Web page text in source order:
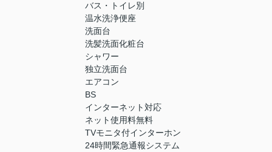
バス・トイレ別
温水洗浄便座
洗面台
洗髪洗面化粧台
シャワー
独立洗面台
エアコン
BS
インターネット対応
ネット使用料無料
TVモニタ付インターホン
24時間緊急通報システム